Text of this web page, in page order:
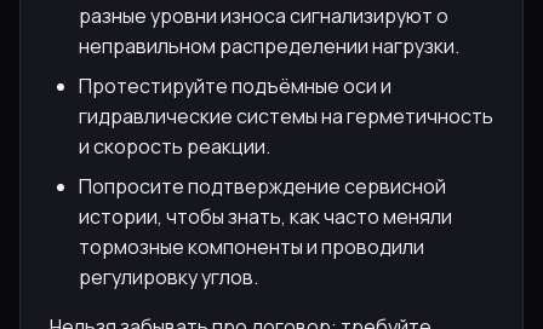
разные уровни износа сигнализируют о
неправильном распределении нагрузки.
Протестируйте подъёмные оси и
гидравлические системы на герметичность
и скорость реакции.
Попросите подтверждение сервисной
истории, чтобы знать, как часто меняли
тормозные компоненты и проводили
регулировку углов.